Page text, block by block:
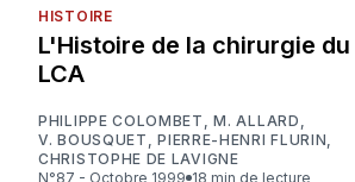
HISTOIRE
L'Histoire de la chirurgie du
LCA
PHILIPPE COLOMBET ,M. ALLARD
V. BOUSQUET
,PIERRE-HENRI FLURIN
CHRISTOPHE DE LAVIGNE
N°87 - Octobre 1999
18 min de lecture